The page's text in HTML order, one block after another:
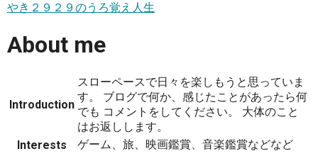
やき２９２９のうろ覚え人生
About me
Introduction
スローペースで日々を楽しもうと思っていま
す。 ブログで何か、感じたことがあったら何
でも コメントをしてください。 大体のこと
はお返しします。
Interests
ゲーム、旅、映画鑑賞、音楽鑑賞などなど